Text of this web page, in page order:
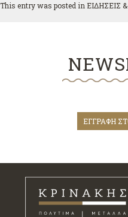
This entry was posted in ΕΙΔΗΣΕΙΣ
ΕΓΓΡΑΦΗ